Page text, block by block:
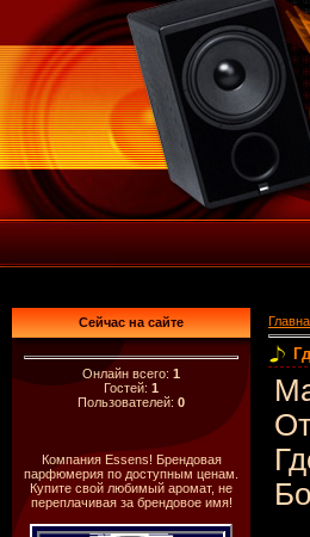
Сейчас на сайте
Онлайн всего: 1
Гостей: 1
Пользователей: 0
Компания Essens! Брендовая
парфюмерия по доступным ценам.
Купите свой любимый аромат, не
переплачивая за брендовое имя!